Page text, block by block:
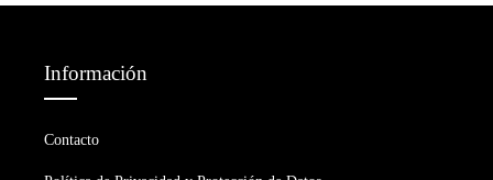
Información
Contacto